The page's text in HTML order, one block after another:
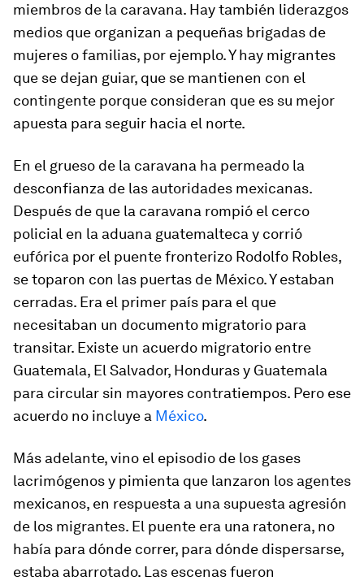
miembros de la caravana. Hay también liderazgos
medios que organizan a pequeñas brigadas de
mujeres o familias, por ejemplo. Y hay migrantes
que se dejan guiar, que se mantienen con el
contingente porque consideran que es su mejor
apuesta para seguir hacia el norte.
En el grueso de la caravana ha permeado la
desconfianza de las autoridades mexicanas.
Después de que la caravana rompió el cerco
policial en la aduana guatemalteca y corrió
eufórica por el puente fronterizo Rodolfo Robles,
se toparon con las puertas de México. Y estaban
cerradas. Era el primer país para el que
necesitaban un documento migratorio para
transitar. Existe un acuerdo migratorio entre
Guatemala, El Salvador, Honduras y Guatemala
para circular sin mayores contratiempos. Pero ese
acuerdo no incluye a México.
Más adelante, vino el episodio de los gases
lacrimógenos y pimienta que lanzaron los agentes
mexicanos, en respuesta a una supuesta agresión
de los migrantes. El puente era una ratonera, no
había para dónde correr, para dónde dispersarse,
estaba abarrotado. Las escenas fueron